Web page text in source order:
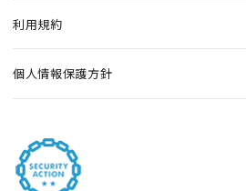
利用規約
個人情報保護方針